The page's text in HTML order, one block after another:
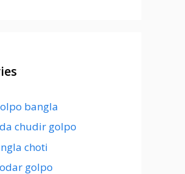
bangla
chudir golpo
choti
golpo